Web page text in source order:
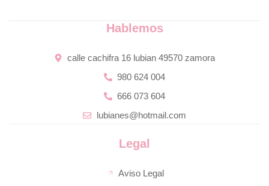
Legal
Aviso Legal
Hablemos
calle cachifra 16 lubian 49570 zamora
980 624 004
666 073 604
lubianes@hotmail.com